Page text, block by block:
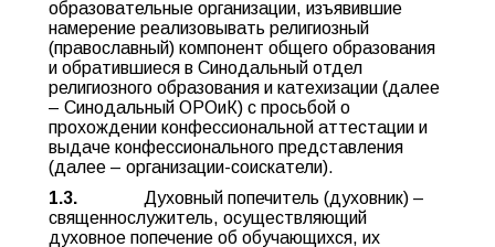
образовательные организации, изъявившие
намерение реализовывать религиозный
(православный) компонент общего образования
и обратившиеся в Синодальный отдел
религиозного образования и катехизации (далее
– Синодальный ОРОиК) с просьбой о
прохождении конфессиональной аттестации и
выдаче конфессионального представления
(далее – организации-соискатели).
1.3. Духовный попечитель (духовник) –
священнослужитель, осуществляющий
духовное попечение об обучающихся, их